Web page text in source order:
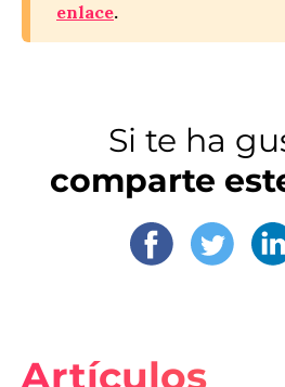
enlace.
Si te ha
comparte
Artículos